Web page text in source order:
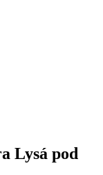
Lysá pod